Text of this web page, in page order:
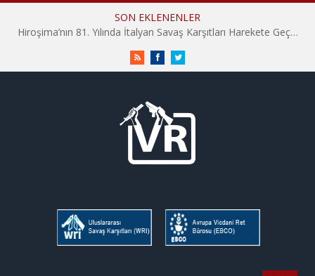
SON EKLENENLER
Hiroşima’nın 81. Yılında İtalyan Savaş Karşıtları Harekete Geçti: “Hatırlamak yeterli değil”
RSS FacebookTwitter